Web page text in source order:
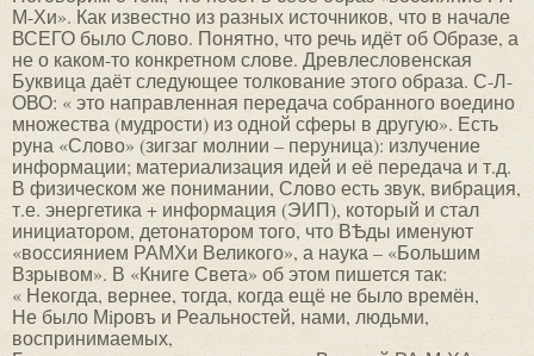
М-Хи». Как известно из разных источников, что в начале
ВСЕГО было Слово. Понятно, что речь идёт об Образе, а
не о каком-то конкретном слове. Древлесловенская
Буквица даёт следующее толкование этого образа. С-Л-
ОВО: « это направленная передача собранного воедино
множества (мудрости) из одной сферы в другую». Есть
руна «Слово» (зигзаг молнии – перуница): излучение
информации; материализация идей и её передача и т.д.
В физическом же понимании, Слово есть звук, вибрация,
т.е. энергетика + информация (ЭИП), который и стал
инициатором, детонатором того, что ВѢды именуют
«воссиянием РАМХи Великого», а наука – «Большим
Взрывом». В «Книге Света» об этом пишется так:
« Некогда, вернее, тогда, когда ещё не было времён,
Не было Мiровъ и Реальностей, нами, людьми,
воспринимаемых,